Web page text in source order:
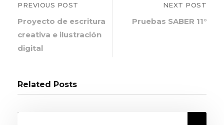
PREVIOUS POST
Proyecto de escritura
creativa e ilustración
digital
NEXT POST
Pruebas SABER 11°
Related Posts